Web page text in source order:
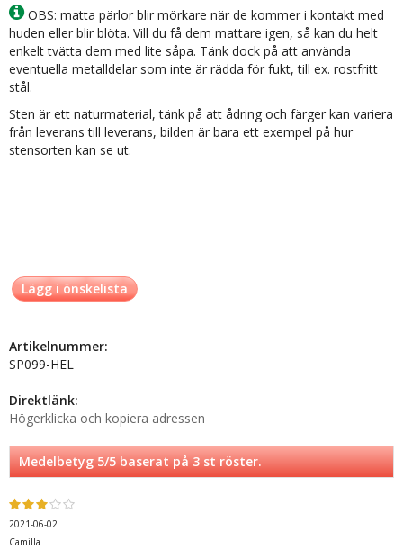
OBS: matta pärlor blir mörkare när de kommer i kontakt med
huden eller blir blöta. Vill du få dem mattare igen, så kan du helt
enkelt tvätta dem med lite såpa. Tänk dock på att använda
eventuella metalldelar som inte är rädda för fukt, till ex. rostfritt
stål.
Sten är ett naturmaterial, tänk på att ådring och färger kan variera
från leverans till leverans, bilden är bara ett exempel på hur
stensorten kan se ut.
Lägg i önskelista
Artikelnummer:
SP099-HEL
Direktlänk:
Högerklicka och kopiera adressen
Medelbetyg5/5 baserat på3st röster.
2021-06-02
Camilla